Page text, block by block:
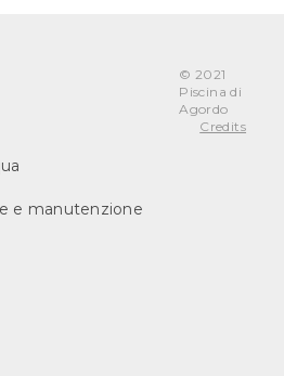
e manutenzione
© 2021
Piscina di
Agordo
Credits